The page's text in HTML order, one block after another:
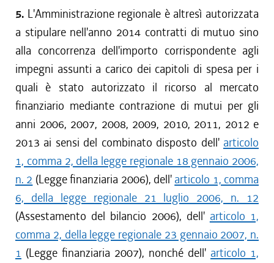
5. L'Amministrazione regionale è altresì autorizzata
a stipulare nell'anno 2014 contratti di mutuo sino
alla concorrenza dell'importo corrispondente agli
impegni assunti a carico dei capitoli di spesa per i
quali è stato autorizzato il ricorso al mercato
finanziario mediante contrazione di mutui per gli
anni 2006, 2007, 2008, 2009, 2010, 2011, 2012 e
2013 ai sensi del combinato disposto dell' articolo
1, comma 2, della legge regionale 18 gennaio 2006,
n. 2 (Legge finanziaria 2006), dell' articolo 1, comma
6, della legge regionale 21 luglio 2006, n. 12
(Assestamento del bilancio 2006), dell' articolo 1,
comma 2, della legge regionale 23 gennaio 2007, n.
1 (Legge finanziaria 2007), nonché dell' articolo 1,